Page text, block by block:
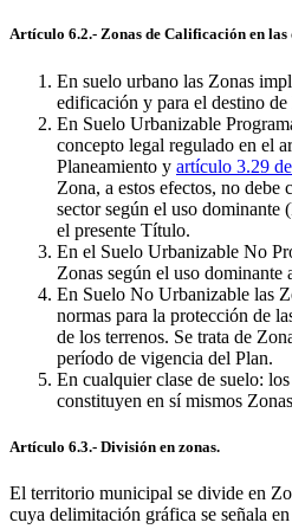
Artículo 6.2.- Zonas de Calificación en las
En suelo urbano las Zonas
edificación y para el destino
En Suelo Urbanizable
concepto legal regulado en el
Planeamiento y artículo 3.29
Zona, a estos efectos, no
sector según el uso dominante
el presente Título.
En el Suelo Urbanizable No
Zonas según el uso
En Suelo No Urbanizable las
normas para la protección de
de los terrenos. Se trata de
período de vigencia del Plan.
En cualquier clase de suelo:
constituyen en sí mismos
Artículo 6.3.- División en zonas.
El territorio municipal se divide en
cuya delimitación gráfica se señala